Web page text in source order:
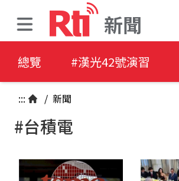
新聞
總覽 #漢光42號演習
::: / 新聞
#台積電